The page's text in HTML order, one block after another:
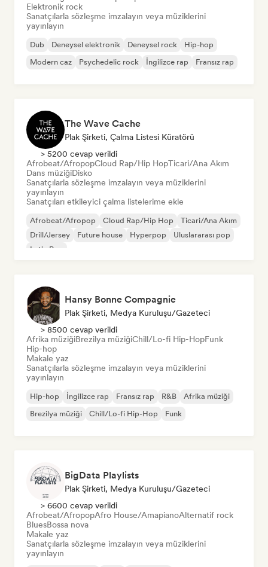
Elektronik rock
Sanatçılarla sözleşme imzalayın veya müziklerini
yayınlayın
Dub Deneysel elektronik Deneysel rock
Hip-hop
Modern caz
Psychedelic rock İngilizce rap Fransız rap
The Wave Cache
Plak Şirketi, Çalma Listesi Küratörü
> 5200 cevap verildi
Afrobeat/AfropopCloud Rap/Hip HopTicari/Ana Akım
Dans müziğiDisko
Sanatçılarla sözleşme imzalayın veya müziklerini
yayınlayın
Sanatçıları etkileyici çalma listelerime ekle
Afrobeat/Afropop Cloud Rap/Hip Hop
Ticari/Ana Akım
Drill/Jersey
Future house Hyperpop
Uluslararası pop
Latin Pop
Hansy Bonne Compagnie
Plak Şirketi, Medya Kuruluşu/Gazeteci
> 8500 cevap verildi
Afrika müziğiBrezilya müziğiChill/Lo-fi Hip-HopFunk
Hip-hop
Makale yaz
Sanatçılarla sözleşme imzalayın veya müziklerini
yayınlayın
Hip-hop İngilizce rap Fransız rap R&B
Afrika müziği
Brezilya müziği
Chill/Lo-fi Hip-Hop Funk
BigData Playlists
Plak Şirketi, Medya Kuruluşu/Gazeteci
> 6600 cevap verildi
Afrobeat/AfropopAfro House/AmapianoAlternatif rock
BluesBossa nova
Makale yaz
Sanatçılarla sözleşme imzalayın veya müziklerini
yayınlayın